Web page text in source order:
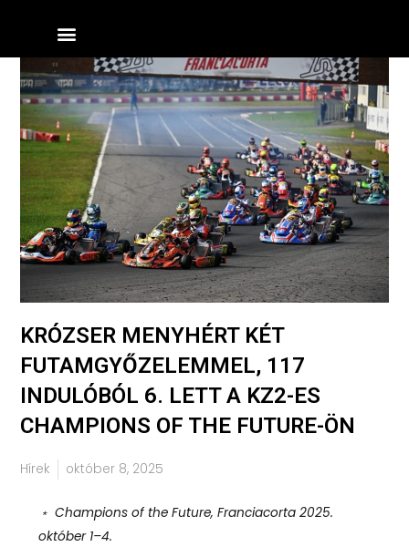
KRÓZSER MENYHÉRT KÉT
FUTAMGYŐZELEMMEL, 117
INDULÓBÓL 6. LETT A KZ2-ES
CHAMPIONS OF THE FUTURE-ÖN
Hírek október 8, 2025
﹡ Champions of the Future, Franciacorta 2025.
október 1–4.